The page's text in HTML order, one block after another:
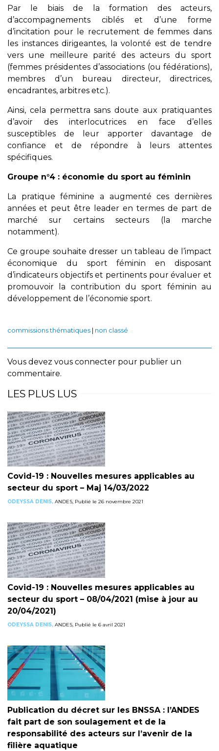
Par le biais de la formation des acteurs,
d’accompagnements ciblés et d’une forme
d’incitation pour le recrutement de femmes dans
les instances dirigeantes, la volonté est de tendre
vers une meilleure parité des acteurs du sport
(femmes présidentes d’associations (ou fédérations),
membres d’un bureau directeur, directrices,
encadrantes, arbitres etc.).
Ainsi, cela permettra sans doute aux pratiquantes
d’avoir des interlocutrices en face d’elles
susceptibles de leur apporter davantage de
confiance et de répondre à leurs attentes
spécifiques.
Groupe n°4 : économie du sport au féminin
La pratique féminine a augmenté ces dernières
années et peut être leader en termes de part de
marché sur certains secteurs (la marche
notamment).
Ce groupe souhaite dresser un tableau de l’impact
économique du sport féminin en disposant
d’indicateurs objectifs et pertinents pour évaluer et
promouvoir la contribution du sport féminin au
développement de l’économie sport.
commissions thématiques non classé
Vous devez vous connecter pour publier un
commentaire.
LES PLUS LUS
Covid-19 : Nouvelles mesures applicables au
secteur du sport – Maj 14/03/2022
ODEYSSA DENIS, ANDES, Publié le 26 novembre 2021
Covid-19 : Nouvelles mesures applicables au
secteur du sport – 08/04/2021 (mise à jour au
20/04/2021)
ODEYSSA DENIS, ANDES, Publié le 6 avril 2021
Publication du décret sur les BNSSA : l’ANDES
fait part de son soulagement et de la
responsabilité des acteurs sur l’avenir de la
filière aquatique